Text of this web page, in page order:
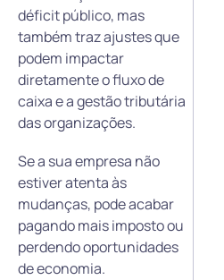
déficit público, mas
também traz ajustes que
podem impactar
diretamente o fluxo de
caixa e a gestão tributária
das organizações.
Se a sua empresa não
estiver atenta às
mudanças, pode acabar
pagando mais imposto ou
perdendo oportunidades
de economia.